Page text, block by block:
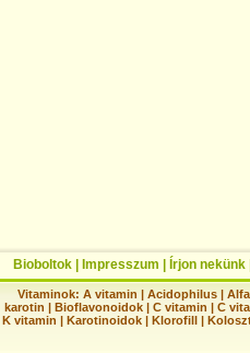
Bioboltok Impresszum Írjon nekünk
Vitaminok: A vitamin |Acidophilus |
karotin | Bioflavonoidok | C vitamin | C
K vitamin | Karotinoidok | Klorofill |